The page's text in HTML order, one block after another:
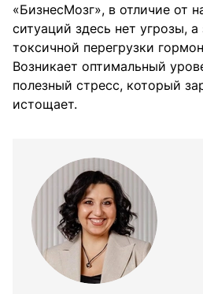
«БизнесМозг», в отличие от
ситуаций здесь нет угрозы, а
токсичной перегрузки
Возникает оптимальный
полезный стресс, который
истощает.